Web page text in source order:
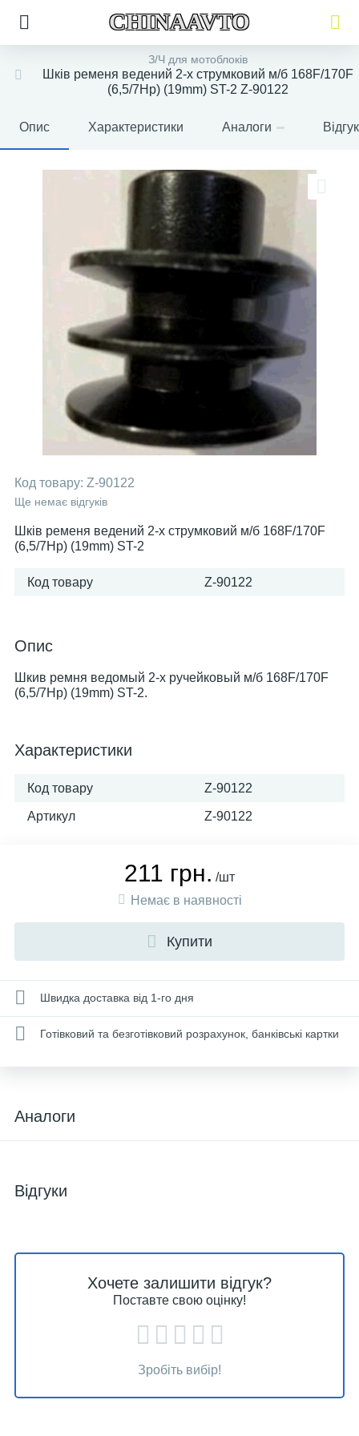
CHINAAVTO
З/Ч для мотоблоків
Шків ременя ведений 2-х струмковий м/б 168F/170F
(6,5/7Hp) (19mm) ST-2 Z-90122
Опис Характеристики Аналоги
Код товару: Z-90122
Ще немає відгуків
Шків ременя ведений 2-х струмковий м/б 168F/170F
(6,5/7Hp) (19mm) ST-2
Код товару Z-90122
Опис
Шкив ремня ведомый 2-х ручейковый м/б 168F/170F
(6,5/7Hp) (19mm) ST-2.
Характеристики
Код товару Z-90122
Артикул Z-90122
211 грн. /шт
Немає в наявності
Купити
Швидка доставка від 1-го дня
Готівковий та безготівковий розрахунок, банківські картки
Аналоги
Відгуки
Хочете залишити відгук?
Поставте свою оцінку!
Зробіть вибір!